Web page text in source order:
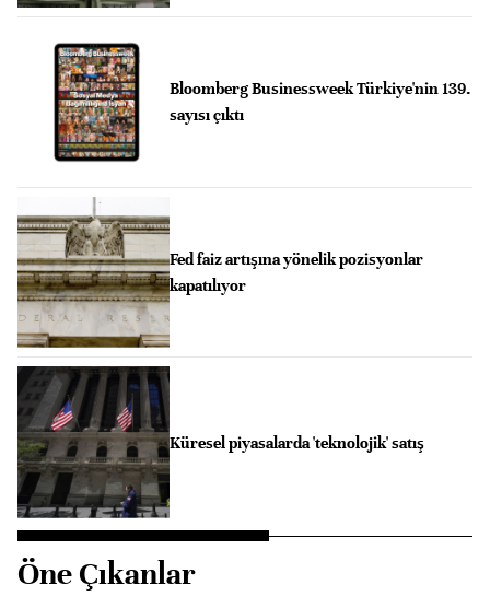
Bloomberg Businessweek Türkiye'nin 139.
sayısı çıktı
Fed faiz artışına yönelik pozisyonlar
kapatılıyor
Küresel piyasalarda 'teknolojik' satış
Öne Çıkanlar